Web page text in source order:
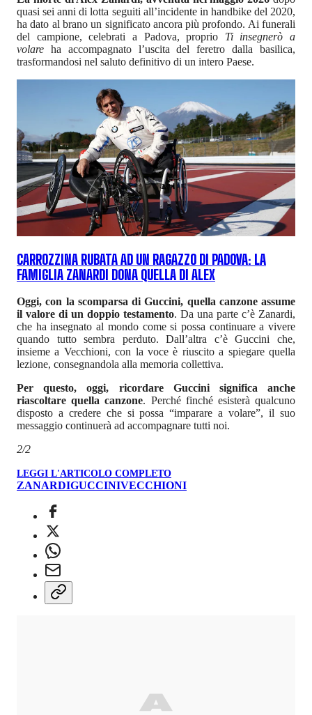
quasi sei anni di lotta seguiti all’incidente in handbike del 2020,
ha dato al brano un significato ancora più profondo. Ai funerali
del campione, celebrati a Padova, proprio Ti insegnerò a
volare ha accompagnato l’uscita del feretro dalla basilica,
trasformandosi nel saluto definitivo di un intero Paese.
CARROZZINA RUBATA AD UN RAGAZZO DI PADOVA: LA
FAMIGLIA ZANARDI DONA QUELLA DI ALEX
Oggi, con la scomparsa di Guccini, quella canzone assume
il valore di un doppio testamento. Da una parte c’è Zanardi,
che ha insegnato al mondo come si possa continuare a vivere
quando tutto sembra perduto. Dall’altra c’è Guccini che,
insieme a Vecchioni, con la voce è riuscito a spiegare quella
lezione, consegnandola alla memoria collettiva.
Per questo, oggi, ricordare Guccini significa anche
riascoltare quella canzone. Perché finché esisterà qualcuno
disposto a credere che si possa “imparare a volare”, il suo
messaggio continuerà ad accompagnare tutti noi.
2/2
LEGGI L'ARTICOLO COMPLETO
ZANARDIGUCCINIVECCHIONI